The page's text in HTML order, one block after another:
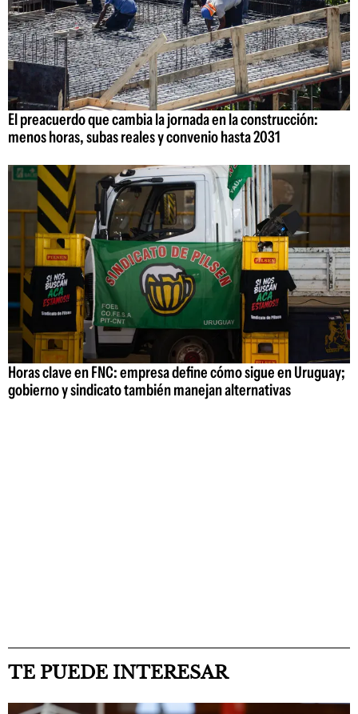
El preacuerdo que cambia la jornada en la construcción:
menos horas, subas reales y convenio hasta 2031
Horas clave en FNC: empresa define cómo sigue en Uruguay;
gobierno y sindicato también manejan alternativas
TE PUEDE INTERESAR